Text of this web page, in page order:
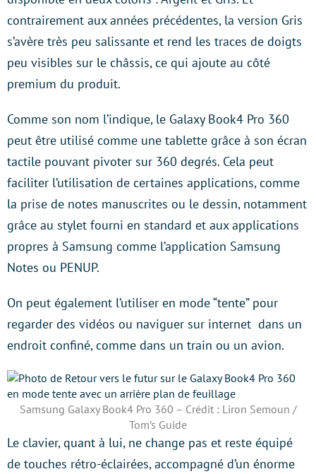
contrairement aux années précédentes, la version Gris
s’avère très peu salissante et rend les traces de doigts
peu visibles sur le châssis, ce qui ajoute au côté
premium du produit.
Comme son nom l’indique, le Galaxy Book4 Pro 360
peut être utilisé comme une tablette grâce à son écran
tactile pouvant pivoter sur 360 degrés. Cela peut
faciliter l’utilisation de certaines applications, comme
la prise de notes manuscrites ou le dessin, notamment
grâce au stylet fourni en standard et aux applications
propres à Samsung comme l’application Samsung
Notes ou PENUP.
On peut également l’utiliser en mode “tente” pour
regarder des vidéos ou naviguer sur internet dans un
endroit confiné, comme dans un train ou un avion.
Samsung Galaxy Book4 Pro 360 – Crédit : Liron Semoun /
Tom’s Guide
Le clavier, quant à lui, ne change pas et reste équipé
de touches rétro-éclairées, accompagné d’un énorme